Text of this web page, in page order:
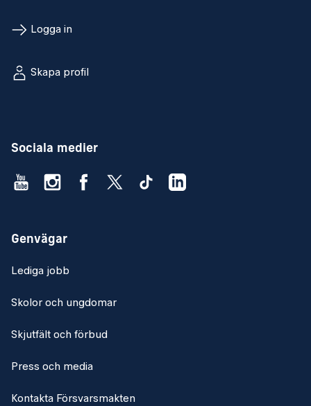
Logga in
Skapa profil
Sociala medier
Genvägar
Lediga jobb
Skolor och ungdomar
Skjutfält och förbud
Press och media
Kontakta Försvarsmakten